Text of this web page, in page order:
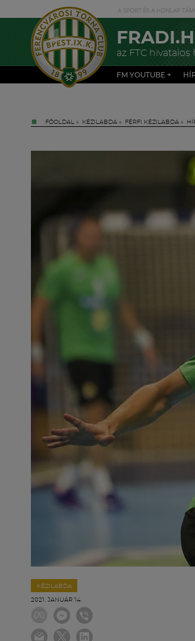
az FTC hivatalos
FM YOUTUBE +
FŐOLDAL » KÉZILABDA » FÉRFI KÉZILABDA »
KÉZILABDA
2021. JANUÁR 14.